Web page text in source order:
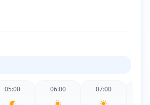
05:00 06:00 07:00